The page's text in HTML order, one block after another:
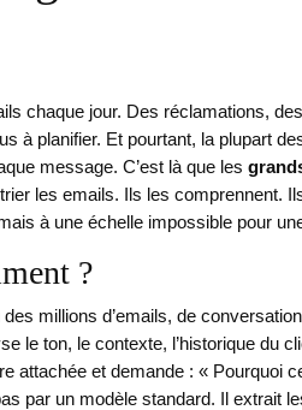
chaque jour. Des réclamations,
à planifier. Et pourtant, la plupart
message. C’est là que les
les emails. Ils les comprennent.
à une échelle impossible pour
?
millions d’emails, de
le ton, le contexte, l’historique du
attachée et demande : « Pourquoi
par un modèle standard. Il extrait